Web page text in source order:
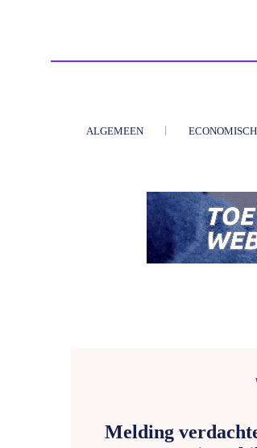
ALGEMEEN ECONOMISCH
Melding